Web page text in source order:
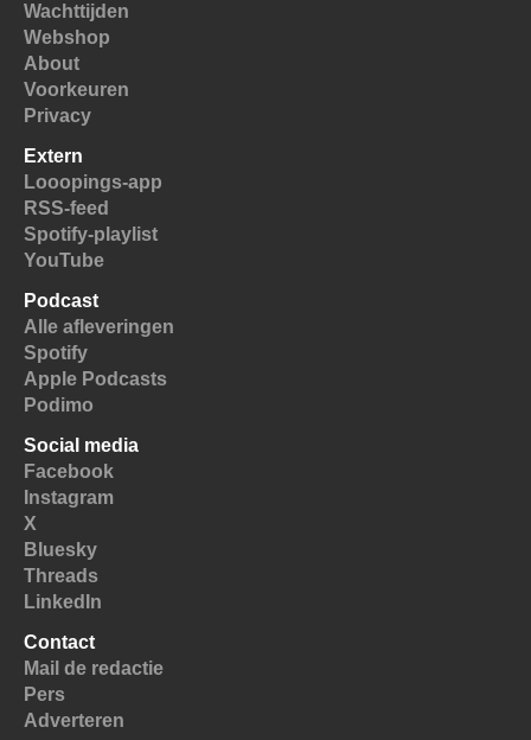
Wachttijden
Webshop
About
Voorkeuren
Privacy
Extern
Looopings-app
RSS-feed
Spotify-playlist
YouTube
Podcast
Alle afleveringen
Spotify
Apple Podcasts
Podimo
Social media
Facebook
Instagram
X
Bluesky
Threads
LinkedIn
Contact
Mail de redactie
Pers
Adverteren